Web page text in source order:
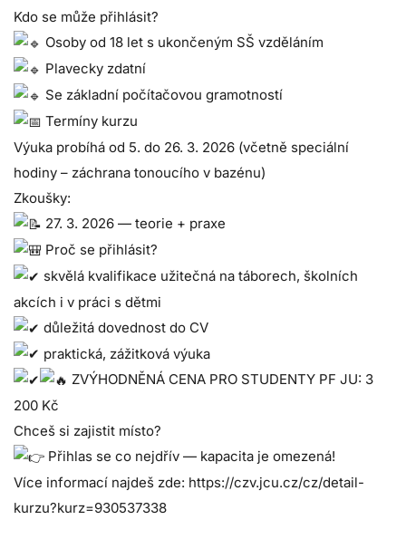
Kdo se může přihlásit?
Osoby od 18 let s ukončeným SŠ vzděláním
Plavecky zdatní
Se základní počítačovou gramotností
Termíny kurzu
Výuka probíhá od 5. do 26. 3. 2026 (včetně speciální
hodiny – záchrana tonoucího v bazénu)
Zkoušky:
27. 3. 2026 — teorie + praxe
Proč se přihlásit?
skvělá kvalifikace užitečná na táborech, školních
akcích i v práci s dětmi
důležitá dovednost do CV
praktická, zážitková výuka
ZVÝHODNĚNÁ CENA PRO STUDENTY PF JU: 3
200 Kč
Chceš si zajistit místo?
Přihlas se co nejdřív — kapacita je omezená!
Více informací najdeš zde: https://czv.jcu.cz/cz/detail-
kurzu?kurz=930537338